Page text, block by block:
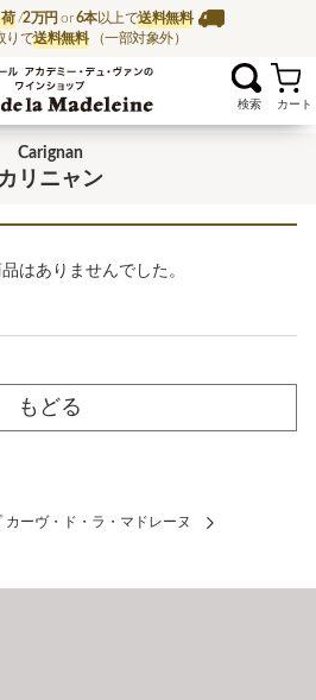
/2万円 or6本以上で送料無料
で送料無料 （一部対象外）
ワイン通販ならワイ
お気に入
Carignan
カリニャン
はありませんでした。
もどる
ーヴ・ド・ラ・マドレーヌ